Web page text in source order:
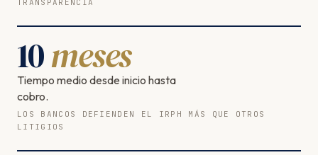
10meses
Tiempo medio desde inicio hasta
cobro.
LOS BANCOS DEFIENDEN EL IRPH MÁS QUE OTROS
LITIGIOS